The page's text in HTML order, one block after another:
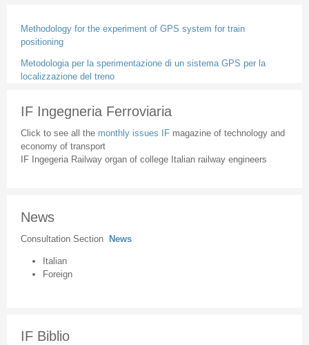
Methodology for the experiment of GPS system for train
positioning
Metodologia per la sperimentazione di un sistema GPS per la
localizzazione del treno
IF Ingegneria Ferroviaria
Click to see all the monthly issues IF magazine of technology and
economy of transport
IF Ingegeria Railway organ of college Italian railway engineers
News
Consultation Section News
Italian
Foreign
IF Biblio